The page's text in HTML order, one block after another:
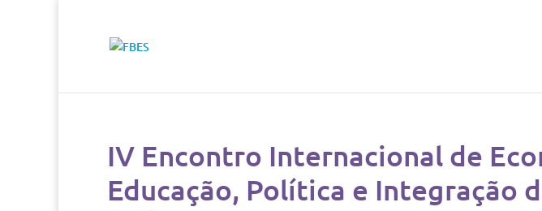
IV Encontro Internacional de
Educação, Política e Integração